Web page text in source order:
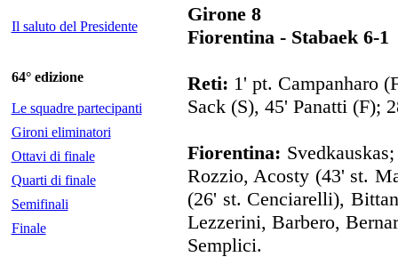
Il saluto del Presidente
64° edizione
Le squadre partecipanti
Gironi eliminatori
Ottavi di finale
Quarti di finale
Semifinali
Finale
Girone 8
Fiorentina - Stabaek 6-1
Reti: 1' pt. Campanharo
Sack (S), 45' Panatti (F);
Fiorentina:
Rozzio, Acosty (43' st.
(26' st. Cenciarelli),
Lezzerini, Barbero,
Semplici.